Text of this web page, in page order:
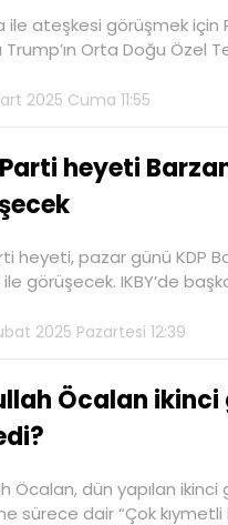
ile ateşkesi görüşmek için
Trump’ın Orta Doğu Özel
2025 Cuma 11:55
Parti heyeti
heyeti, pazar günü KDP
ile görüşecek. IKBY’de
2025 Pazartesi 12:39
Öcalan ikinci
Öcalan, dün yapılan ikinci
sürece dair “Çok